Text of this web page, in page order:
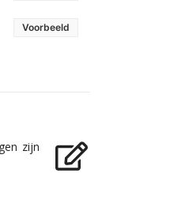
Voorbeeld
zijn